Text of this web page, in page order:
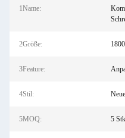
1Name:
2Größe:
3Feature:
4Stil:
5MOQ: 5 Stk